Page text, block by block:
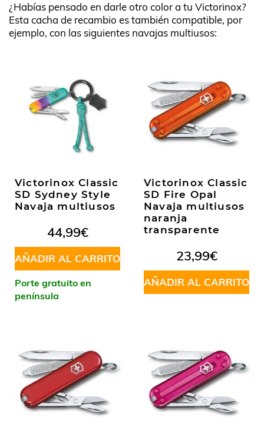
¿Habías pensado en darle otro color a tu Victorinox?
Esta cacha de recambio es también compatible, por
ejemplo, con las siguientes navajas multiusos:
Victorinox Classic
SD Sydney Style
Navaja multiusos
44,99€
AÑADIR AL CARRITO
Porte gratuito en
península
Victorinox Classic
SD Fire Opal
Navaja multiusos
naranja
transparente
23,99€
AÑADIR AL CARRITO